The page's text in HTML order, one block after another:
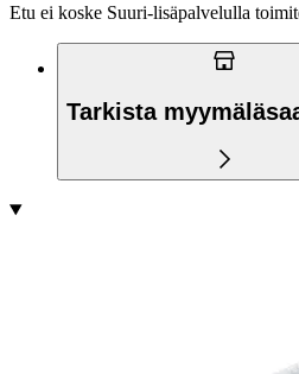
Etu ei koske Suuri‑lisäpalvelulla
Tarkista
Hopeanvärisen organza kankaan